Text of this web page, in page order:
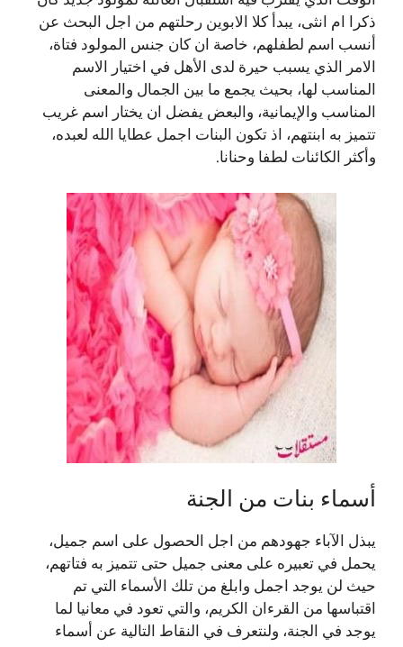
ذكرا ام انثى، يبدأ كلا الابوين رحلتهم من اجل البحث عن
أنسب اسم لطفلهم، خاصة ان كان جنس المولود فتاة،
الامر الذي يسبب حيرة لدى الأهل في اختيار الاسم
المناسب لها، بحيث يجمع ما بين الجمال والمعنى
المناسب والإيمانية، والبعض يفضل ان يختار اسم غريب
تتميز به ابنتهم، اذ تكون البنات اجمل عطايا الله لعبده،
وأكثر الكائنات لطفا وحنانا.
أسماء بنات من الجنة
يبذل الآباء جهودهم من اجل الحصول على اسم جميل،
يحمل في تعبيره على معنى جميل حتى تتميز به فتاتهم،
حيث لن يوجد اجمل وابلغ من تلك الأسماء التي تم
اقتباسها من القرءان الكريم، والتي تعود في معانيا لما
يوجد في الجنة، ولنتعرف في النقاط التالية عن أسماء